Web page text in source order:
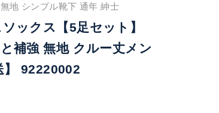
地 シンプル靴下 通年 紳士
ックス【5足セット】
補強 無地 クルー丈メン
】 92220002